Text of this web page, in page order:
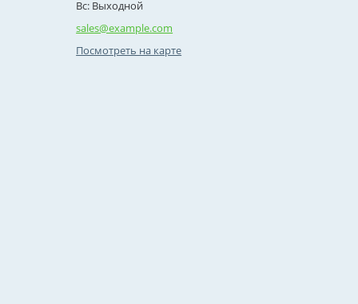
Вс: Выходной
sales@example.com
Посмотреть на карте